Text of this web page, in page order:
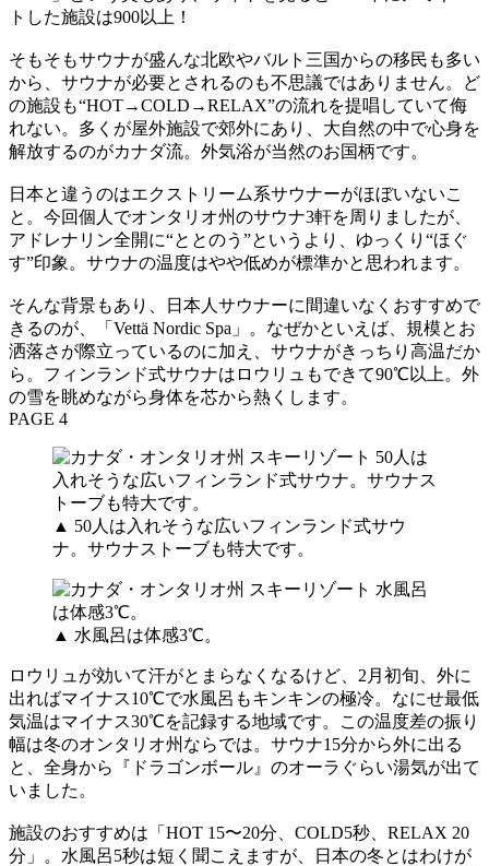
トした施設は900以上！
そもそもサウナが盛んな北欧やバルト三国からの移民も多い
から、サウナが必要とされるのも不思議ではありません。ど
の施設も“HOT→COLD→RELAX”の流れを提唱していて侮
れない。多くが屋外施設で郊外にあり、大自然の中で心身を
解放するのがカナダ流。外気浴が当然のお国柄です。
日本と違うのはエクストリーム系サウナーがほぼいないこ
と。今回個人でオンタリオ州のサウナ3軒を周りましたが、
アドレナリン全開に“ととのう”というより、ゆっくり“ほぐ
す”印象。サウナの温度はやや低めが標準かと思われます。
そんな背景もあり、日本人サウナーに間違いなくおすすめで
きるのが、「Vettä Nordic Spa」。なぜかといえば、規模とお
洒落さが際立っているのに加え、サウナがきっちり高温だか
ら。フィンランド式サウナはロウリュもできて90℃以上。外
の雪を眺めながら身体を芯から熱くします。
PAGE 4
▲ 50人は入れそうな広いフィンランド式サウ
ナ。サウナストーブも特大です。
▲ 水風呂は体感3℃。
ロウリュが効いて汗がとまらなくなるけど、2月初旬、外に
出ればマイナス10℃で水風呂もキンキンの極冷。なにせ最低
気温はマイナス30℃を記録する地域です。この温度差の振り
幅は冬のオンタリオ州ならでは。サウナ15分から外に出る
と、全身から『ドラゴンボール』のオーラぐらい湯気が出て
いました。
施設のおすすめは「HOT 15〜20分、COLD5秒、RELAX 20
分」。水風呂5秒は短く聞こえますが、日本の冬とはわけが